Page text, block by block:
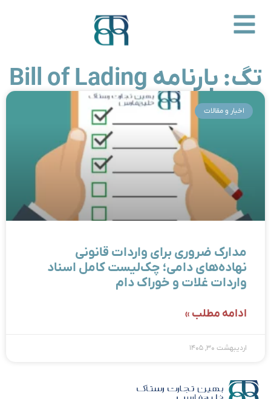
تگ: بارنامه Bill of Lading
اخبار و مقالات
مدارک ضروری برای واردات قانونی
نهاده‌های دامی؛ چک‌لیست کامل اسناد
واردات غلات و خوراک دام
ادامه مطلب »
اردیبهشت ۳۰, ۱۴۰۵